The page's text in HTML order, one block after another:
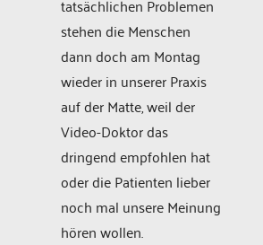
tatsächlichen Problemen
stehen die Menschen
dann doch am Montag
wieder in unserer Praxis
auf der Matte, weil der
Video-Doktor das
dringend empfohlen hat
oder die Patienten lieber
noch mal unsere Meinung
hören wollen.